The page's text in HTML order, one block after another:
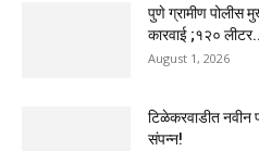
पुणे ग्रामीण पोलीस
कारवाई ;१२०
August 1, 2026
टिळेकरवाडीत
संपन्न!